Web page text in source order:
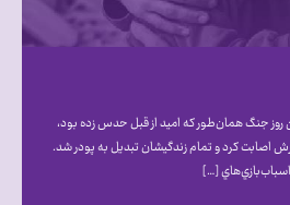
جنگ همان‌طور كه اميد از قبل حدس زده بود،
اصابت كرد و تمام زندگيشان تبديل به پودر شد.
[…]